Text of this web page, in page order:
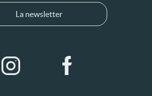
La newsletter